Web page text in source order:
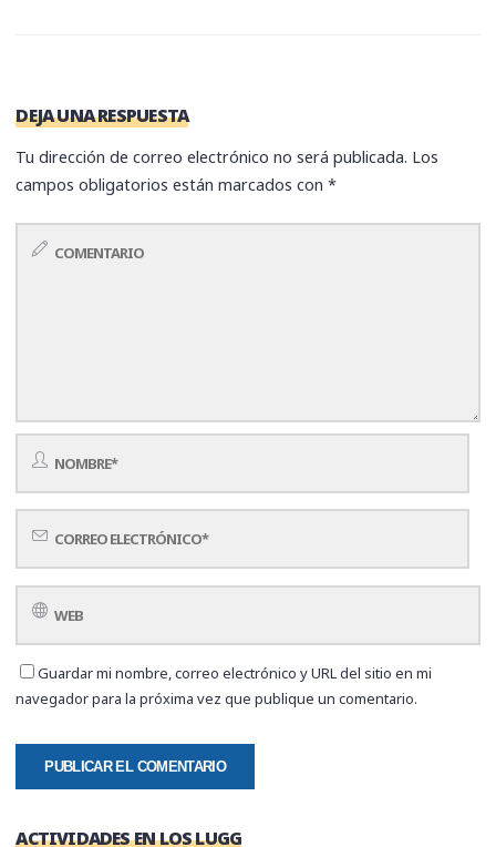
DEJA UNA RESPUESTA
Tu dirección de correo electrónico no será publicada. Los
campos obligatorios están marcados con*
Guardar mi nombre, correo electrónico y URL del sitio en mi
navegador para la próxima vez que publique un comentario.
ACTIVIDADES EN LOS LUGG